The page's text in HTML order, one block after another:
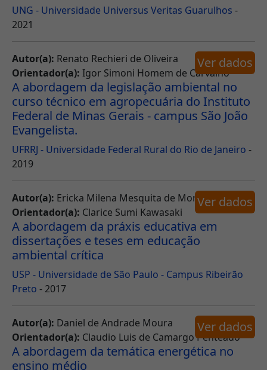
UNG - Universidade Universus Veritas Guarulhos -
2021
Autor(a): Renato Rechieri de Oliveira
Orientador(a): Igor Simoni Homem de Carvalho
A abordagem da legislação ambiental no
curso técnico em agropecuária do Instituto
Federal de Minas Gerais - campus São João
Evangelista.
UFRRJ - Universidade Federal Rural do Rio de Janeiro -
2019
Ver dados
Autor(a): Ericka Milena Mesquita de Morais Pedroso
Orientador(a): Clarice Sumi Kawasaki
A abordagem da práxis educativa em
dissertações e teses em educação
ambiental crítica
USP - Universidade de São Paulo - Campus Ribeirão
Preto - 2017
Ver dados
Autor(a): Daniel de Andrade Moura
Orientador(a): Claudio Luis de Camargo Penteado
A abordagem da temática energética no
ensino médio
Ver dados